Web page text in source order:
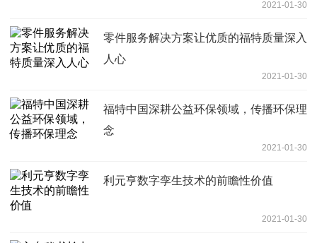
2021-01-30
零件服务解决方案让优质的福特质量深入
人心
2021-01-30
福特中国深耕公益环保领域，传播环保理
念
2021-01-30
利元亨数字孪生技术的前瞻性价值
2021-01-30